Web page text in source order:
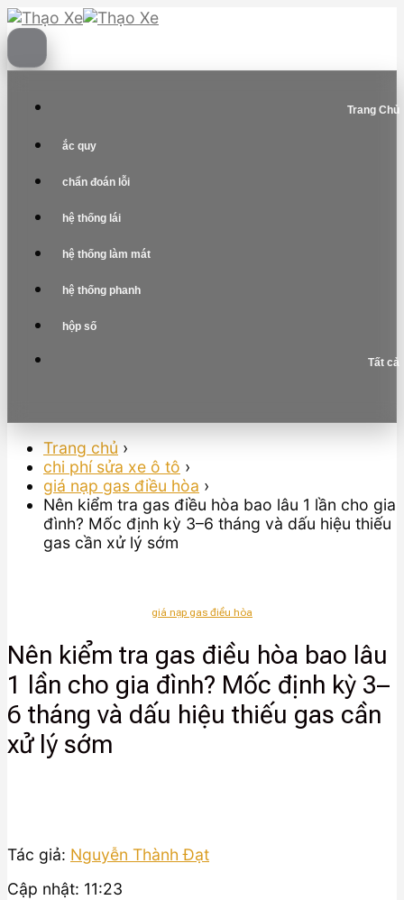
Skip
to
content
Trang Chủ
ắc quy
chẩn đoán lỗi
hệ thống lái
hệ thống làm mát
hệ thống phanh
hộp số
Tất cả
Trang chủ ›
chi phí sửa xe ô tô ›
giá nạp gas điều hòa ›
Nên kiểm tra gas điều hòa bao lâu 1 lần cho gia
đình? Mốc định kỳ 3–6 tháng và dấu hiệu thiếu
gas cần xử lý sớm
giá nạp gas điều hòa
Nên kiểm tra gas điều hòa bao lâu
1 lần cho gia đình? Mốc định kỳ 3–
6 tháng và dấu hiệu thiếu gas cần
xử lý sớm
Tác giả: Nguyễn Thành Đạt
Cập nhật: 11:23